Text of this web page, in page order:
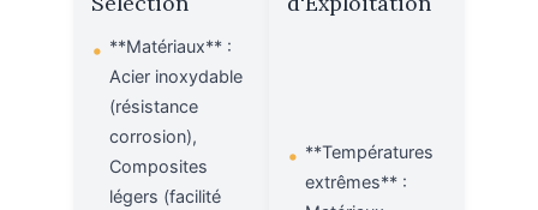
• **Matériaux** :
Acier inoxydable
(résistance
corrosion),
Composites
légers (facilité
• **Températures
extrêmes** :